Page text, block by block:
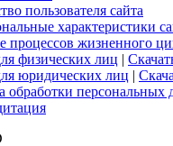
проведения платежей
в Cbonds
Cbonds
пользователя сайта
характеристики
процессов жизненного
физических лиц
юридических лиц